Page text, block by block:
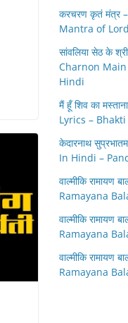
करचरण कृतं मंत्र
Mantra of
सांवलिया सेठ के
Charnon
Hindi
मैं हूँ शिव का
Lyrics –
केदारनाथ
In Hindi –
वाल्मीकि रामायण
Ramayana
वाल्मीकि रामायण
Ramayana
वाल्मीकि रामायण
Ramayana